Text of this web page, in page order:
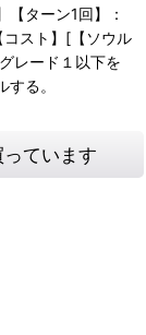
ターン1回】：
スト】[【ソウル
レード１以下を
る。
ています